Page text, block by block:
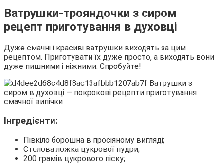
Ватрушки-трояндочки з сиром
рецепт приготування в духовці
Дуже смачні і красиві ватрушки виходять за цим
рецептом. Приготувати їх дуже просто, а виходять вони
дуже пишними і ніжними. Спробуйте!
Інгредієнти:
Півкіло борошна в просіяному вигляді;
Столова ложка цукрової пудри;
200 грамів цукрового піску;